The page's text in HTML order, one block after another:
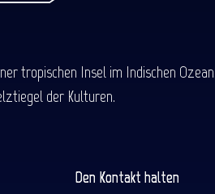
tropischen Insel im Indischen
der Kulturen.
Den Kontakt halten